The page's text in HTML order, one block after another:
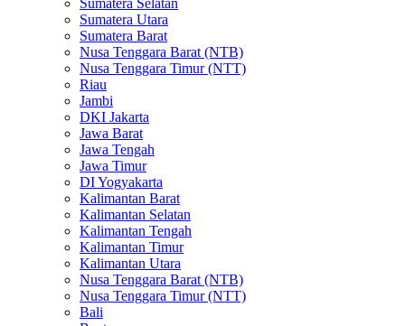
Sumatera Selatan
Sumatera Utara
Sumatera Barat
Nusa Tenggara Barat (NTB)
Nusa Tenggara Timur (NTT)
Riau
Jambi
DKI Jakarta
Jawa Barat
Jawa Tengah
Jawa Timur
DI Yogyakarta
Kalimantan Barat
Kalimantan Selatan
Kalimantan Tengah
Kalimantan Timur
Kalimantan Utara
Nusa Tenggara Barat (NTB)
Nusa Tenggara Timur (NTT)
Bali